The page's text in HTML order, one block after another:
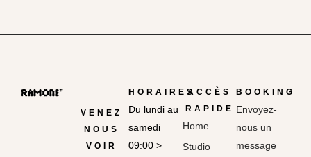
VENEZ
NOUS
VOIR
HORAIRES
Du lundi au
samedi
09:00 >
ACCÈS
RAPIDE
Home
Studio
BOOKING
Envoyez-
nous un
message